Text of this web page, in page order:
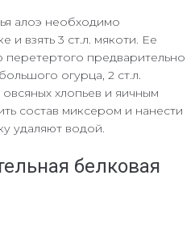
алоэ необходимо
и взять 3 ст.л. мякоти. Ее
перетертого предварительно
огурца, 2 ст.л.
хлопьев и яичным
состав миксером и нанести
удаляют водой.
белковая